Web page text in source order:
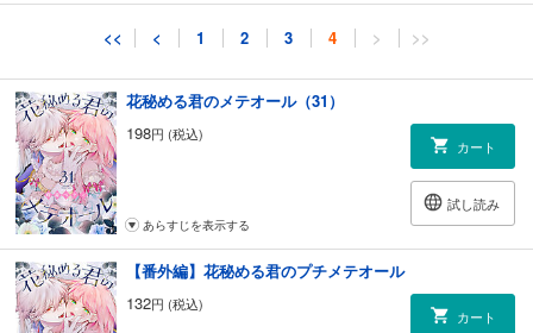
<< < 1 2 3 4 > >>
花秘める君のメテオール（31）
198円 (税込)
カート
試し読み
あらすじを表示する
【番外編】花秘める君のプチメテオール
132円 (税込)
カート